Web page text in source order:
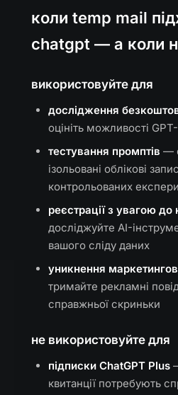
коли temp mail
chatgpt — а коли
використовуйте для
дослідження
оцініть можливості
тестування промптів —
ізольовані облікові
контрольованих
реєстрації з увагою до
досліджуйте AI-
вашого сліду даних
уникнення
тримайте рекламні
справжньої скриньки
не використовуйте для
підписки ChatGPT Plus
квитанції потребують